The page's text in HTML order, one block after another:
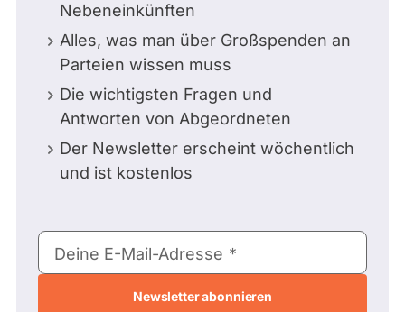
Nebeneinkünften
Alles, was man über Großspenden an
Parteien wissen muss
Die wichtigsten Fragen und
Antworten von Abgeordneten
Der Newsletter erscheint wöchentlich
und ist kostenlos
E-
Mail-
Deine E-Mail-Adresse